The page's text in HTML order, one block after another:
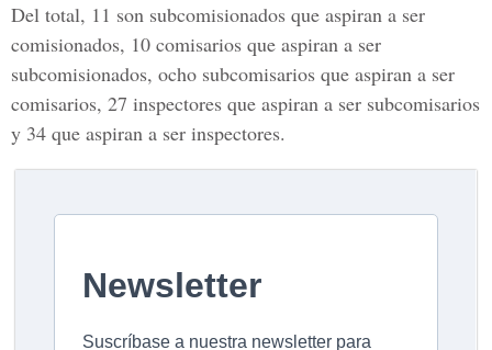
Del total, 11 son subcomisionados que aspiran a ser
comisionados, 10 comisarios que aspiran a ser
subcomisionados, ocho subcomisarios que aspiran a ser
comisarios, 27 inspectores que aspiran a ser subcomisarios
y 34 que aspiran a ser inspectores.